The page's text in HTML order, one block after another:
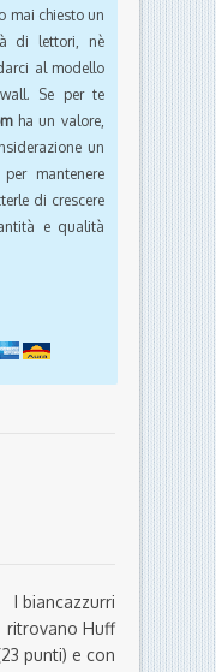
mai chiesto un
di lettori, nè
al modello
Se per te
ha un valore,
un
mantenere
di crescere
e qualità
I biancazzurri
ritrovano Huff
punti) e con